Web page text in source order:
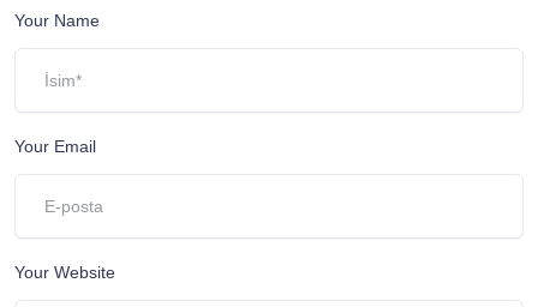
Your Name
Your Email
Your Website